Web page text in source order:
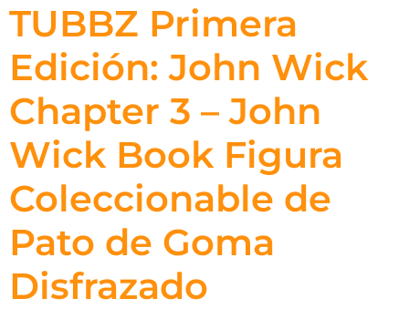
TUBBZ Primera
Edición: John Wick
Chapter 3 – John
Wick Book Figura
Coleccionable de
Pato de Goma
Disfrazado